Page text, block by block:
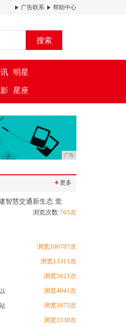
广告联系 帮助中心
搜索
明星
星座
广告
＋更多
智慧交通新生态 觉
浏览次数:765次
浏览106787次
浏览13311次
浏览5621次
浏览4041次
浏览3875次
浏览3338次